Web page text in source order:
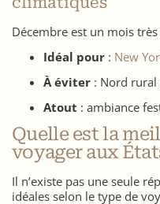
Décembre est un mois
Idéal pour : New
À éviter : Nord
Atout : ambiance
Quelle est la
voyager aux
Il n’existe pas une seule
idéales selon le type de